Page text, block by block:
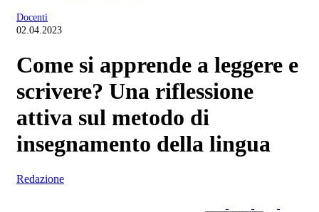
Docenti
02.04.2023
Come si apprende a leggere e
scrivere? Una riflessione
attiva sul metodo di
insegnamento della lingua
Redazione